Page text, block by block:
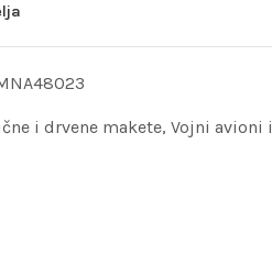
i drvene makete, Vojni avioni